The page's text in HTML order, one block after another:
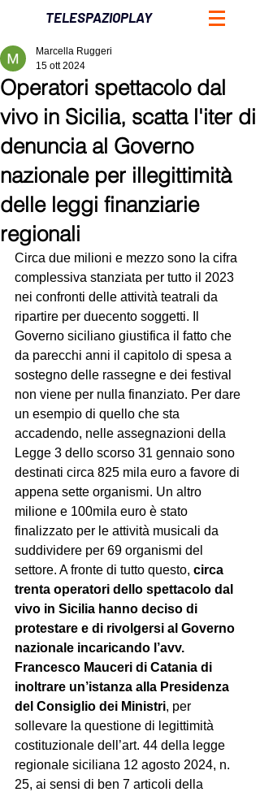
TELESPAZIOPLAY
Operatori spettacolo dal
vivo in Sicilia, scatta l'iter di
denuncia al Governo
nazionale per illegittimità
delle leggi finanziarie
regionali
Marcella Ruggeri
15 ott 2024
Circa due milioni e mezzo sono la cifra
complessiva stanziata per tutto il 2023
nei confronti delle attività teatrali da
ripartire per duecento soggetti. Il
Governo siciliano giustifica il fatto che
da parecchi anni il capitolo di spesa a
sostegno delle rassegne e dei festival
non viene per nulla finanziato. Per dare
un esempio di quello che sta
accadendo, nelle assegnazioni della
Legge 3 dello scorso 31 gennaio sono
destinati circa 825 mila euro a favore di
appena sette organismi. Un altro
milione e 100mila euro è stato
finalizzato per le attività musicali da
suddividere per 69 organismi del
settore. A fronte di tutto questo, circa
trenta operatori dello spettacolo dal
vivo in Sicilia hanno deciso di
protestare e di rivolgersi al Governo
nazionale incaricando l’avv.
Francesco Mauceri di Catania di
inoltrare un’istanza alla Presidenza
del Consiglio dei Ministri, per
sollevare la questione di legittimità
costituzionale dell’art. 44 della legge
regionale siciliana 12 agosto 2024, n.
25, ai sensi di ben 7 articoli della